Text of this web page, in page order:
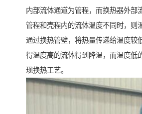
内部流体通道为管程，而换热器外部
管程和壳程内的流体温度不同时，则
通过换热管壁，将热量传递给温度较
得温度高的流体得到降温，而温度低
现换热工艺。